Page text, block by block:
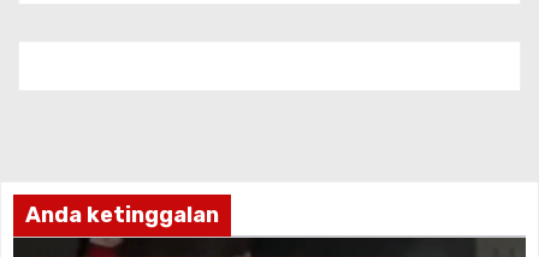
Anda ketinggalan